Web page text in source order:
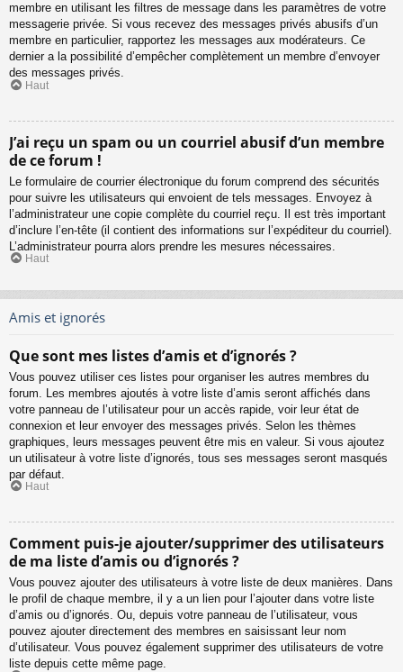
membre en utilisant les filtres de message dans les paramètres de votre
messagerie privée. Si vous recevez des messages privés abusifs d’un
membre en particulier, rapportez les messages aux modérateurs. Ce
dernier a la possibilité d’empêcher complètement un membre d’envoyer
des messages privés.
Haut
J’ai reçu un spam ou un courriel abusif d’un membre
de ce forum !
Le formulaire de courrier électronique du forum comprend des sécurités
pour suivre les utilisateurs qui envoient de tels messages. Envoyez à
l’administrateur une copie complète du courriel reçu. Il est très important
d’inclure l’en-tête (il contient des informations sur l’expéditeur du courriel).
L’administrateur pourra alors prendre les mesures nécessaires.
Haut
Amis et ignorés
Que sont mes listes d’amis et d’ignorés ?
Vous pouvez utiliser ces listes pour organiser les autres membres du
forum. Les membres ajoutés à votre liste d’amis seront affichés dans
votre panneau de l’utilisateur pour un accès rapide, voir leur état de
connexion et leur envoyer des messages privés. Selon les thèmes
graphiques, leurs messages peuvent être mis en valeur. Si vous ajoutez
un utilisateur à votre liste d’ignorés, tous ses messages seront masqués
par défaut.
Haut
Comment puis-je ajouter/supprimer des utilisateurs
de ma liste d’amis ou d’ignorés ?
Vous pouvez ajouter des utilisateurs à votre liste de deux manières. Dans
le profil de chaque membre, il y a un lien pour l’ajouter dans votre liste
d’amis ou d’ignorés. Ou, depuis votre panneau de l’utilisateur, vous
pouvez ajouter directement des membres en saisissant leur nom
d’utilisateur. Vous pouvez également supprimer des utilisateurs de votre
liste depuis cette même page.